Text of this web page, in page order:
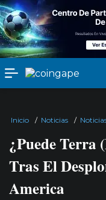
Inicio / Noticias /
¿Puede Terra
Tras El
America